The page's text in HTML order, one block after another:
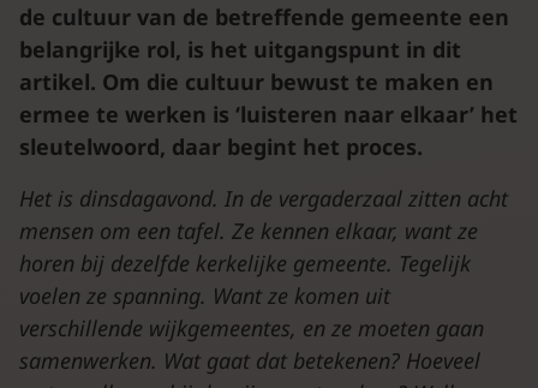
de cultuur van de betreffende gemeente een
belangrijke rol, is het uitgangspunt in dit
artikel. Om die cultuur bewust te maken en
ermee te werken is ‘luisteren naar elkaar’ het
sleutelwoord, daar begint het proces.
Het is dinsdagavond. In de vergaderzaal zitten acht
mensen om een tafel. Ze kennen elkaar, want ze
horen bij dezelfde kerkelijke gemeente. Tegelijk
voelen ze spanning. Want ze komen uit
verschillende wijkgemeentes, en ze moeten gaan
samenwerken. Wat gaat dat betekenen? Hoeveel